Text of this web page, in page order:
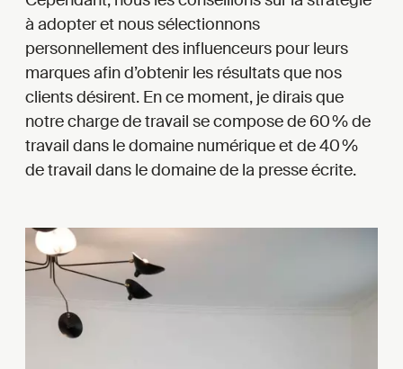
à adopter et nous sélectionnons
personnellement des influenceurs pour leurs
marques afin d’obtenir les résultats que nos
clients désirent. En ce moment, je dirais que
notre charge de travail se compose de 60 % de
travail dans le domaine numérique et de 40 %
de travail dans le domaine de la presse écrite.